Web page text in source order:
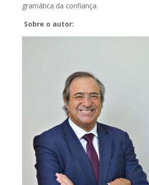
gramática da confiança.
Sobre o autor: